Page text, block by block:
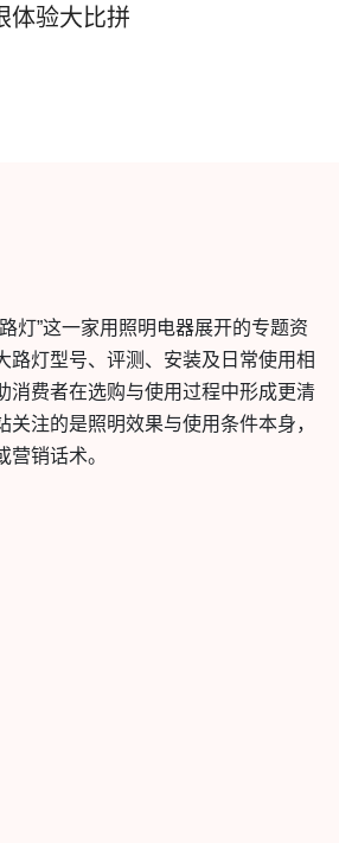
体验大比拼
灯”这一家用照明电器展开的专题资
路灯型号、评测、安装及日常使用相
消费者在选购与使用过程中形成更清
关注的是照明效果与使用条件本身，
营销话术。